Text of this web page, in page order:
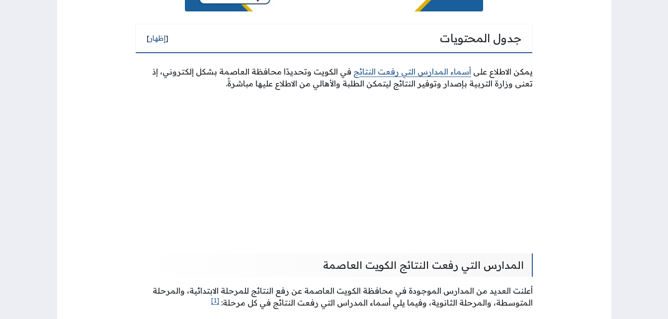
جدول المحتويات [إظهار]
يمكن الاطلاع على أسماء المدارس التي رفعت النتائج في الكويت وتحديدًا محافظة العاصمة بشكل إلكتروني، إذ
تعنى وزارة التربية بإصدار وتوفير النتائج ليتمكن الطلبة والأهالي من الاطلاع عليها مباشرةً.
المدارس التي رفعت النتائج الكويت العاصمة
أعلنت العديد من المدارس الموجودة في محافظة الكويت العاصمة عن رفع النتائج للمرحلة الابتدائية، والمرحلة
المتوسطة، والمرحلة الثانوية، وفيما يلي أسماء المدراس التي رفعت النتائج في كل مرحلة: [1]